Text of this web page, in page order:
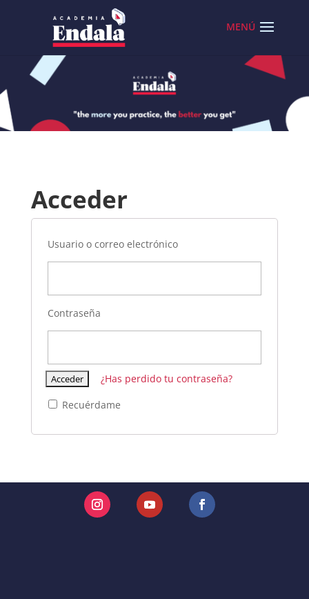
Acceder
Usuario o correo electrónico
Contraseña
¿Has perdido tu contraseña?
Recuérdame
Instagram YouTube Facebook